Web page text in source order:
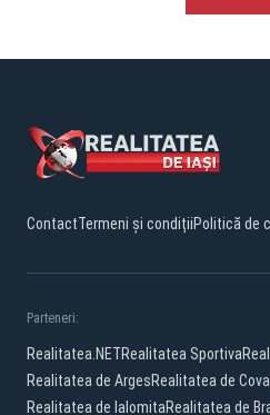
ContactTermeni și condițiiPolitică de
Parteneri:
Realitatea.NETRealitatea Sportiva
Realitatea de ArgesRealitatea de
Realitatea de IalomitaRealitatea de